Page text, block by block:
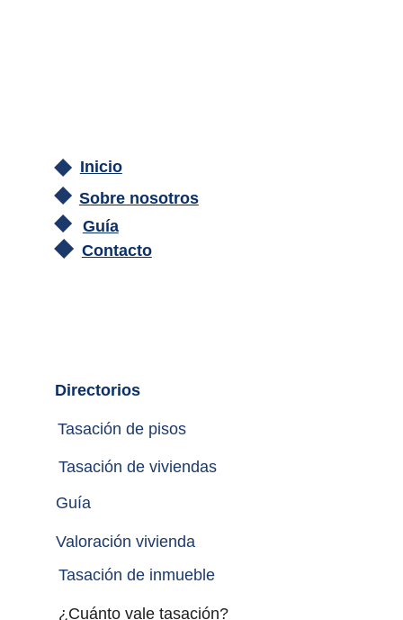
Inicio
Guía
Contacto
Sobre nosotros
Directorios
Tasación de pisos
Tasación de viviendas
Guía
Valoración vivienda
Tasación de inmueble
¿Cuánto vale tasación?